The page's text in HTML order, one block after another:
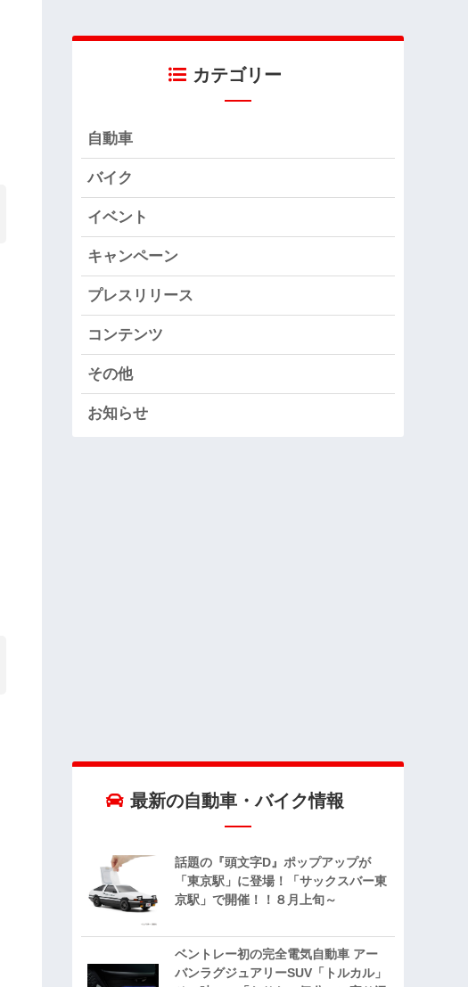
カテゴリー
自動車
バイク
イベント
キャンペーン
プレスリリース
コンテンツ
その他
お知らせ
最新の自動車・バイク情報
話題の『頭文字D』ポップアップが
「東京駅」に登場！「サックスバー東
京駅」で開催！！８月上旬～
ベントレー初の完全電気自動車 アー
バンラグジュアリーSUV「トルカル」